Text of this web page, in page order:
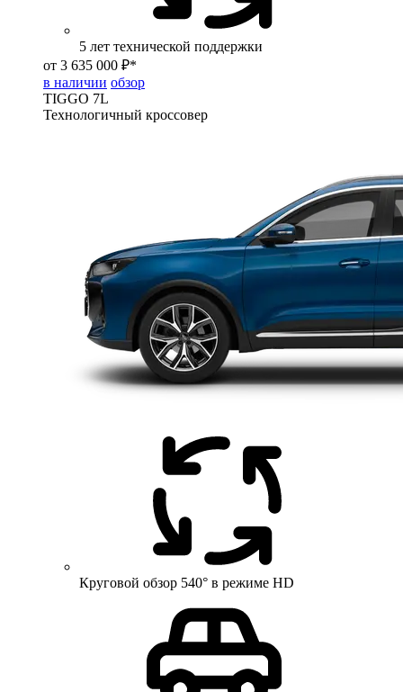
5 лет технической поддержки
от 3 635 000 ₽*
в наличии обзор
TIGGO 7L
Технологичный кроссовер
Круговой обзор 540° в режиме HD